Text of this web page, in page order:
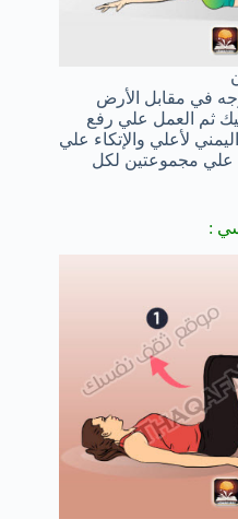
في مقابل الأرض
ثم العمل علي رفع
لأعلي والإتكاء علي
والتكرار لمدة 30 ثانية علي مجموعتين لكل